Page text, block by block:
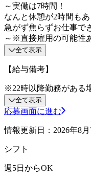
～実働は7時間！
なんと休憩が2時間も
急がず焦らずお仕事で
～※直接雇用の可能性
全て表示
【給与備考】
※22時以降勤務がある
全て表示
応募画面に進む
情報更新日：2026年8月
シフト
週5日からOK